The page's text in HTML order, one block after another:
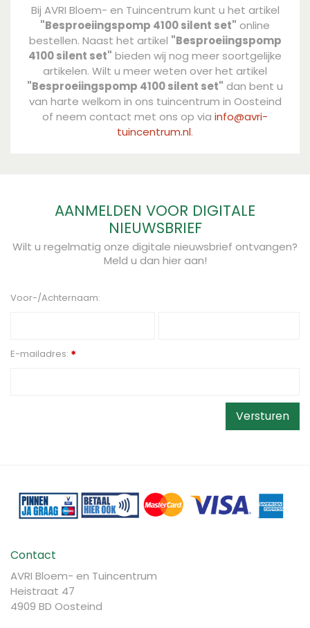
Bij AVRI Bloem- en Tuincentrum kunt u het artikel
"Besproeiingspomp 4100 silent set" online
bestellen. Naast het artikel "Besproeiingspomp
4100 silent set" bieden wij nog meer soortgelijke
artikelen. Wilt u meer weten over het artikel
"Besproeiingspomp 4100 silent set" dan bent u
van harte welkom in ons tuincentrum in Oosteind
of neem contact met ons op via info@avri-
tuincentrum.nl.
AANMELDEN VOOR DIGITALE
NIEUWSBRIEF
Wilt u regelmatig onze digitale nieuwsbrief ontvangen?
Meld u dan hier aan!
Voor-/Achternaam:
E-mailadres: *
Contact
AVRI Bloem- en Tuincentrum
Heistraat 47
4909 BD Oosteind